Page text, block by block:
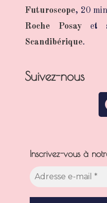
Futuroscope, 20
Roche Posay et
Scandibérique.
Suivez-nous
Inscrivez-vous à